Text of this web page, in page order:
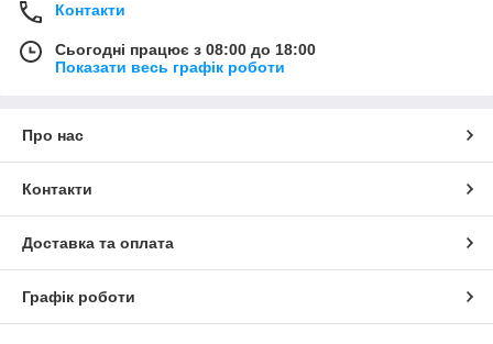
Контакти
Сьогодні працює з 08:00 до 18:00
Показати весь графік роботи
Про нас
Контакти
Доставка та оплата
Графік роботи